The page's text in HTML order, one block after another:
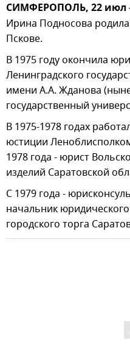
СИМФЕРОПОЛЬ, 22 июл
Ирина Подносова
Пскове.
В 1975 году окончила
Ленинградского
имени А.А. Жданова
государственный
В 1975-1978 годах
юстиции
1978 года - юрист
изделий Саратовской
С 1979 года -
начальник
городского торга